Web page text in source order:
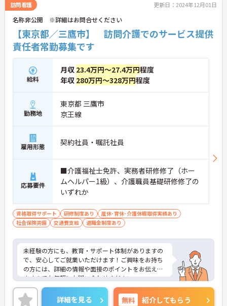
訪問看護 更新日：2024年12月01日
名称非公開 ※詳細はお問合せください
【東京都／三鷹市】 訪問介護でのサービス提供
責任者常勤募集です
給料
月収 23.4万円～27.4万円程度
年収 280万円～328万円程度
勤務地
東京都 三鷹市
京王線
雇用形態 契約社員・嘱託社員
応募要件
■介護福祉士免許、実務者研修修了（ホー
ムヘルパー1級）、介護職員基礎研修修了の
いずれか
資格取得サポート 研修制度あり
産休･育休･介護休暇取得実績あり
社会保険完備
交通費支給 退職金制度あり
未経験の方にも、教育・サポート体制がありますの
で、安心してご就業いただけます！ご興味をお持ち
の方には、詳細の情報や面接のポイントをお伝えし
ますのでお気軽にお問い合わせください。
詳細を見る 無料 紹介してもらう